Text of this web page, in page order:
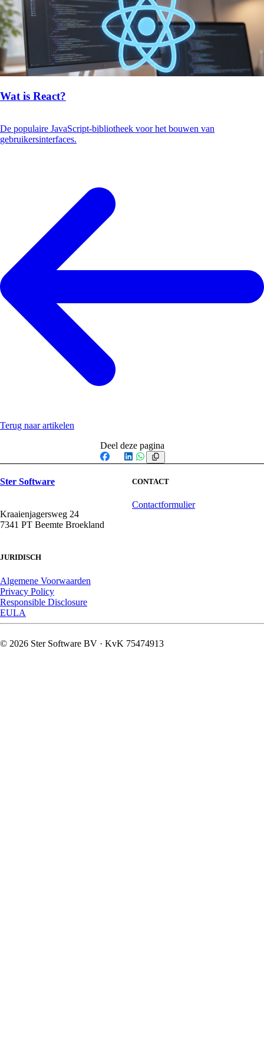
Wat is React?
De populaire JavaScript-bibliotheek voor het bouwen van
gebruikersinterfaces.
Terug naar artikelen
Deel deze pagina
Facebook
X LinkedIn
WhatsApp
Ster Software
Kraaienjagersweg 24
7341 PT Beemte Broekland
CONTACT
Contactformulier
JURIDISCH
Algemene Voorwaarden
Privacy Policy
Responsible Disclosure
EULA
© 2026 Ster Software BV · KvK 75474913